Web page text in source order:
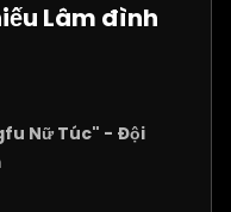
Lâm đình
Nữ Túc" - Đội